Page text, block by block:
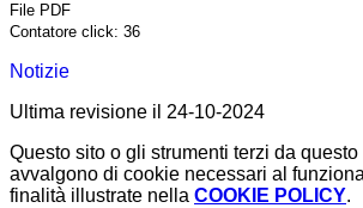
File PDF
Contatore click: 36
Notizie
Ultima revisione il 24-10-2024
Questo sito o gli strumenti terzi da
avvalgono di cookie necessari al
finalità illustrate nella COOKIE POLICY.